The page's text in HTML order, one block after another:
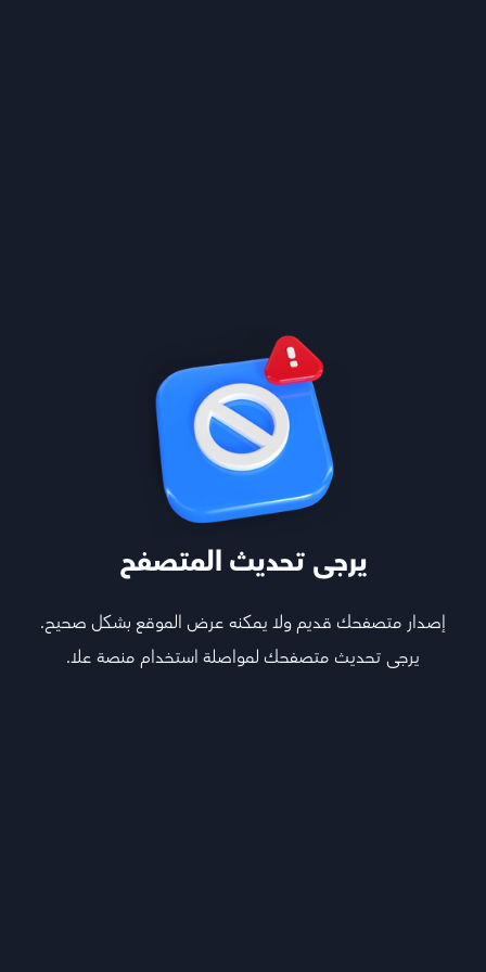
يرجى تحديث المتصفح
إصدار متصفحك قديم ولا يمكنه عرض الموقع بشكل صحيح.
يرجى تحديث متصفحك لمواصلة استخدام منصة علا.